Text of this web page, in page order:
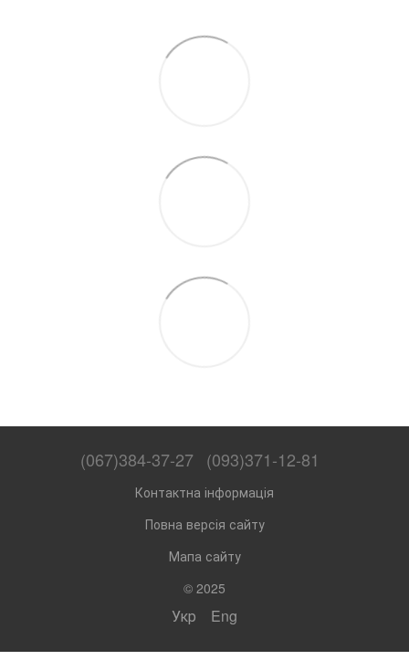
(067)384-37-27 (093)371-12-81
Контактна інформація
Повна версія сайту
Мапа сайту
© 2025
Укр Eng